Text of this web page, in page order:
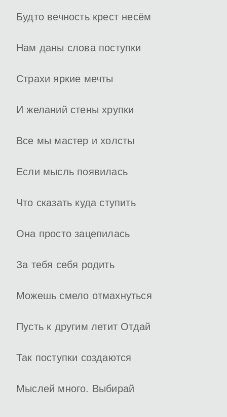
Будто вечность крест несём
Нам даны слова поступки
Страхи яркие мечты
И желаний стены хрупки
Все мы мастер и холсты
Если мысль появилась
Что сказать куда ступить
Она просто зацепилась
За тебя себя родить
Можешь смело отмахнуться
Пусть к другим летит Отдай
Так поступки создаются
Мыслей много. Выбирай